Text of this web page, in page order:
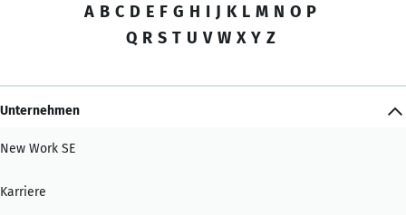
A B C D E F G H I J K L M N O P
Q R S T U V W X Y Z
Unternehmen
New Work SE
Karriere